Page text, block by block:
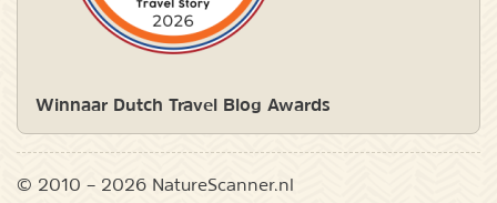
Winnaar Dutch Travel Blog Awards
© 2010 – 2026 NatureScanner.nl